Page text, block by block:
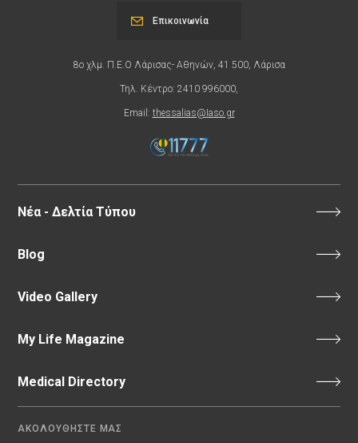
8ο χλμ. Π.Ε.Ο Λάρισας- Αθηνών, 41 500, Λάρισα
Τηλ. Κέντρο: 2410 996000,
Email: thessalias@Iaso.gr
Επικοινωνία
Νέα - Δελτία Τύπου
Blog
Video Gallery
My Life Magazine
Medical Directory
ΑΚΟΛΟΥΘΗΣΤΕ ΜΑΣ